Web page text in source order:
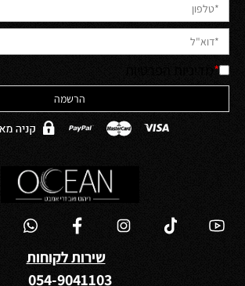
*
שירות לקוחות
054-9041103